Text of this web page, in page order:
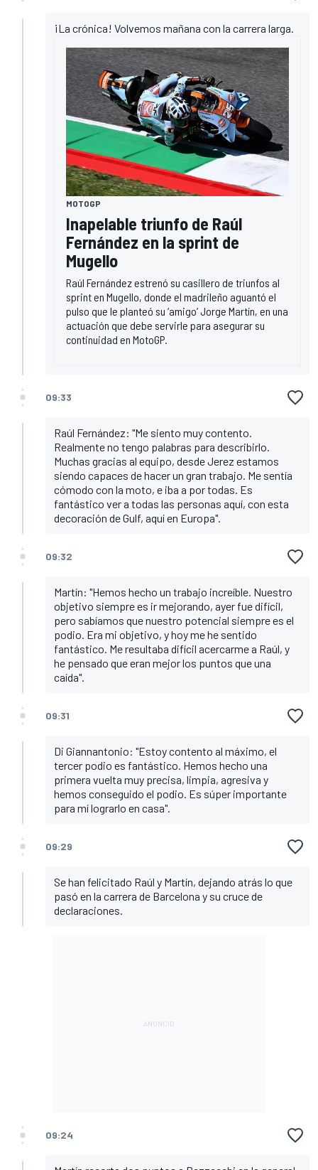
¡La crónica! Volvemos mañana con la carrera larga.
MOTOGP
Inapelable triunfo de Raúl
Fernández en la sprint de
Mugello
Raúl Fernández estrenó su casillero de triunfos al
sprint en Mugello, donde el madrileño aguantó el
pulso que le planteó su ‘amigo’ Jorge Martín, en una
actuación que debe servirle para asegurar su
continuidad en MotoGP.
09:33
Raúl Fernández: "Me siento muy contento.
Realmente no tengo palabras para describirlo.
Muchas gracias al equipo, desde Jerez estamos
siendo capaces de hacer un gran trabajo. Me sentía
cómodo con la moto, e iba a por todas. Es
fantástico ver a todas las personas aquí, con esta
decoración de Gulf, aquí en Europa".
09:32
Martín: "Hemos hecho un trabajo increíble. Nuestro
objetivo siempre es ir mejorando, ayer fue difícil,
pero sabíamos que nuestro potencial siempre es el
podio. Era mi objetivo, y hoy me he sentido
fantástico. Me resultaba difícil acercarme a Raúl, y
he pensado que eran mejor los puntos que una
caída".
09:31
Di Giannantonio: "Estoy contento al máximo, el
tercer podio es fantástico. Hemos hecho una
primera vuelta muy precisa, limpia, agresiva y
hemos conseguido el podio. Es súper importante
para mí lograrlo en casa".
09:29
Se han felicitado Raúl y Martín, dejando atrás lo que
pasó en la carrera de Barcelona y su cruce de
declaraciones.
09:24